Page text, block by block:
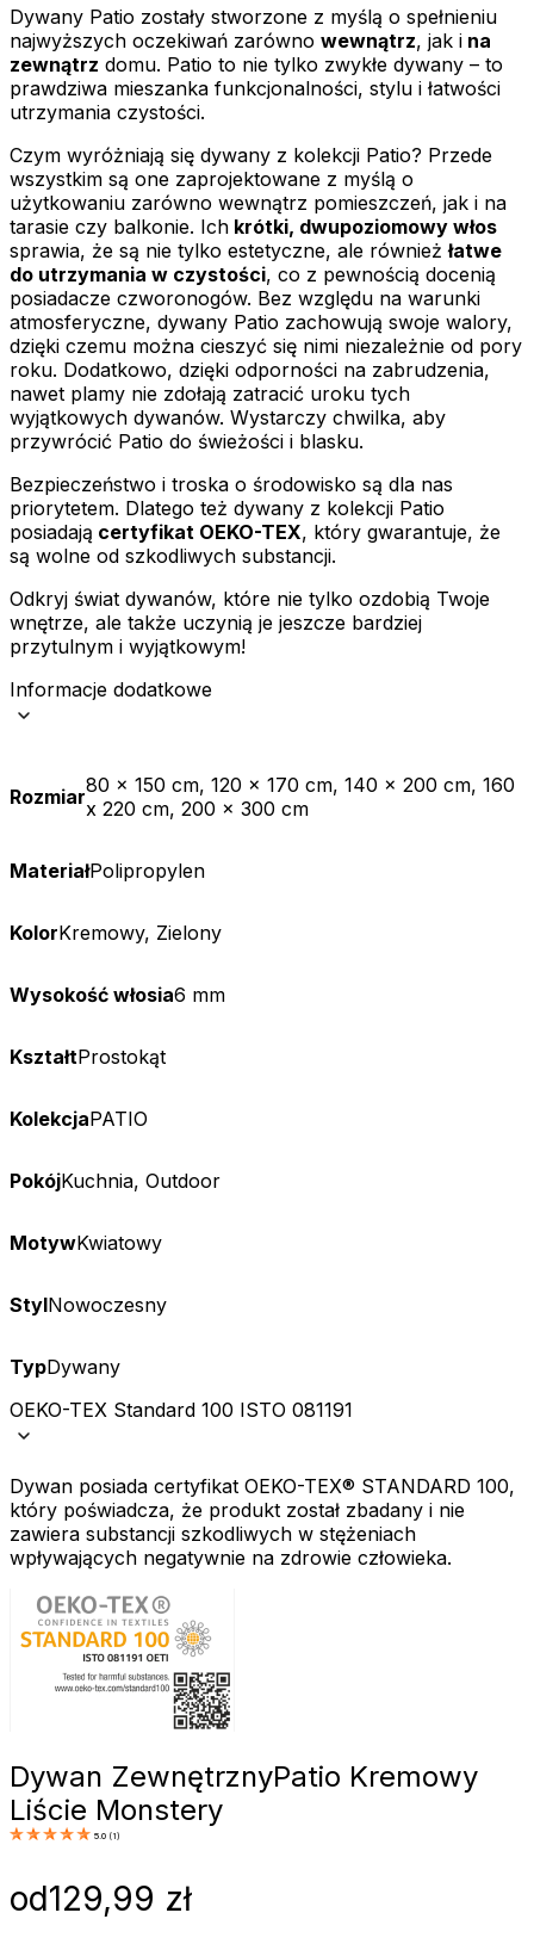
Dywany Patio zostały stworzone z myślą o spełnieniu
najwyższych oczekiwań zarówno wewnątrz, jak i na
zewnątrz domu. Patio to nie tylko zwykłe dywany – to
prawdziwa mieszanka funkcjonalności, stylu i łatwości
utrzymania czystości.
Czym wyróżniają się dywany z kolekcji Patio? Przede
wszystkim są one zaprojektowane z myślą o
użytkowaniu zarówno wewnątrz pomieszczeń, jak i na
tarasie czy balkonie. Ich krótki, dwupoziomowy włos
sprawia, że są nie tylko estetyczne, ale równieżłatwe
do utrzymania w czystości, co z pewnością docenią
posiadacze czworonogów. Bez względu na warunki
atmosferyczne, dywany Patio zachowują swoje walory,
dzięki czemu można cieszyć się nimi niezależnie od pory
roku. Dodatkowo, dzięki odporności na zabrudzenia,
nawet plamy nie zdołają zatracić uroku tych
wyjątkowych dywanów. Wystarczy chwilka, aby
przywrócić Patio do świeżości i blasku.
Bezpieczeństwo i troska o środowisko są dla nas
priorytetem. Dlatego też dywany z kolekcji Patio
posiadają certyfikat OEKO-TEX, który gwarantuje, że
są wolne od szkodliwych substancji.
Odkryj świat dywanów, które nie tylko ozdobią Twoje
wnętrze, ale także uczynią je jeszcze bardziej
przytulnym i wyjątkowym!
Informacje dodatkowe
Rozmiar80 x 150 cm, 120 x 170 cm, 140 x 200 cm, 160
x 220 cm, 200 x 300 cm
MateriałPolipropylen
KolorKremowy, Zielony
Wysokość włosia6 mm
KształtProstokąt
KolekcjaPATIO
PokójKuchnia, Outdoor
MotywKwiatowy
StylNowoczesny
TypDywany
OEKO-TEX Standard 100 ISTO 081191
Dywan posiada certyfikat OEKO-TEX® STANDARD 100,
który poświadcza, że produkt został zbadany i nie
zawiera substancji szkodliwych w stężeniach
wpływających negatywnie na zdrowie człowieka.
Dywan ZewnętrznyPatio Kremowy
Liście Monstery
5.0 (1 )
od129,99 zł